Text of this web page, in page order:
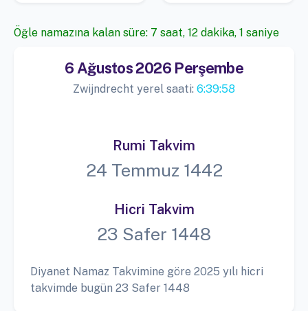
Öğle namazına kalan süre: 7 saat, 12 dakika, 1 saniye
6 Ağustos 2026 Perşembe
Zwijndrecht yerel saati: 6:39:58
Rumi Takvim
24 Temmuz 1442
Hicri Takvim
23 Safer 1448
Diyanet Namaz Takvimine göre 2025 yılı hicri
takvimde bugün 23 Safer 1448